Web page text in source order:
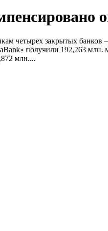
четырех закрытых
получили 192,263 млн.
млн....